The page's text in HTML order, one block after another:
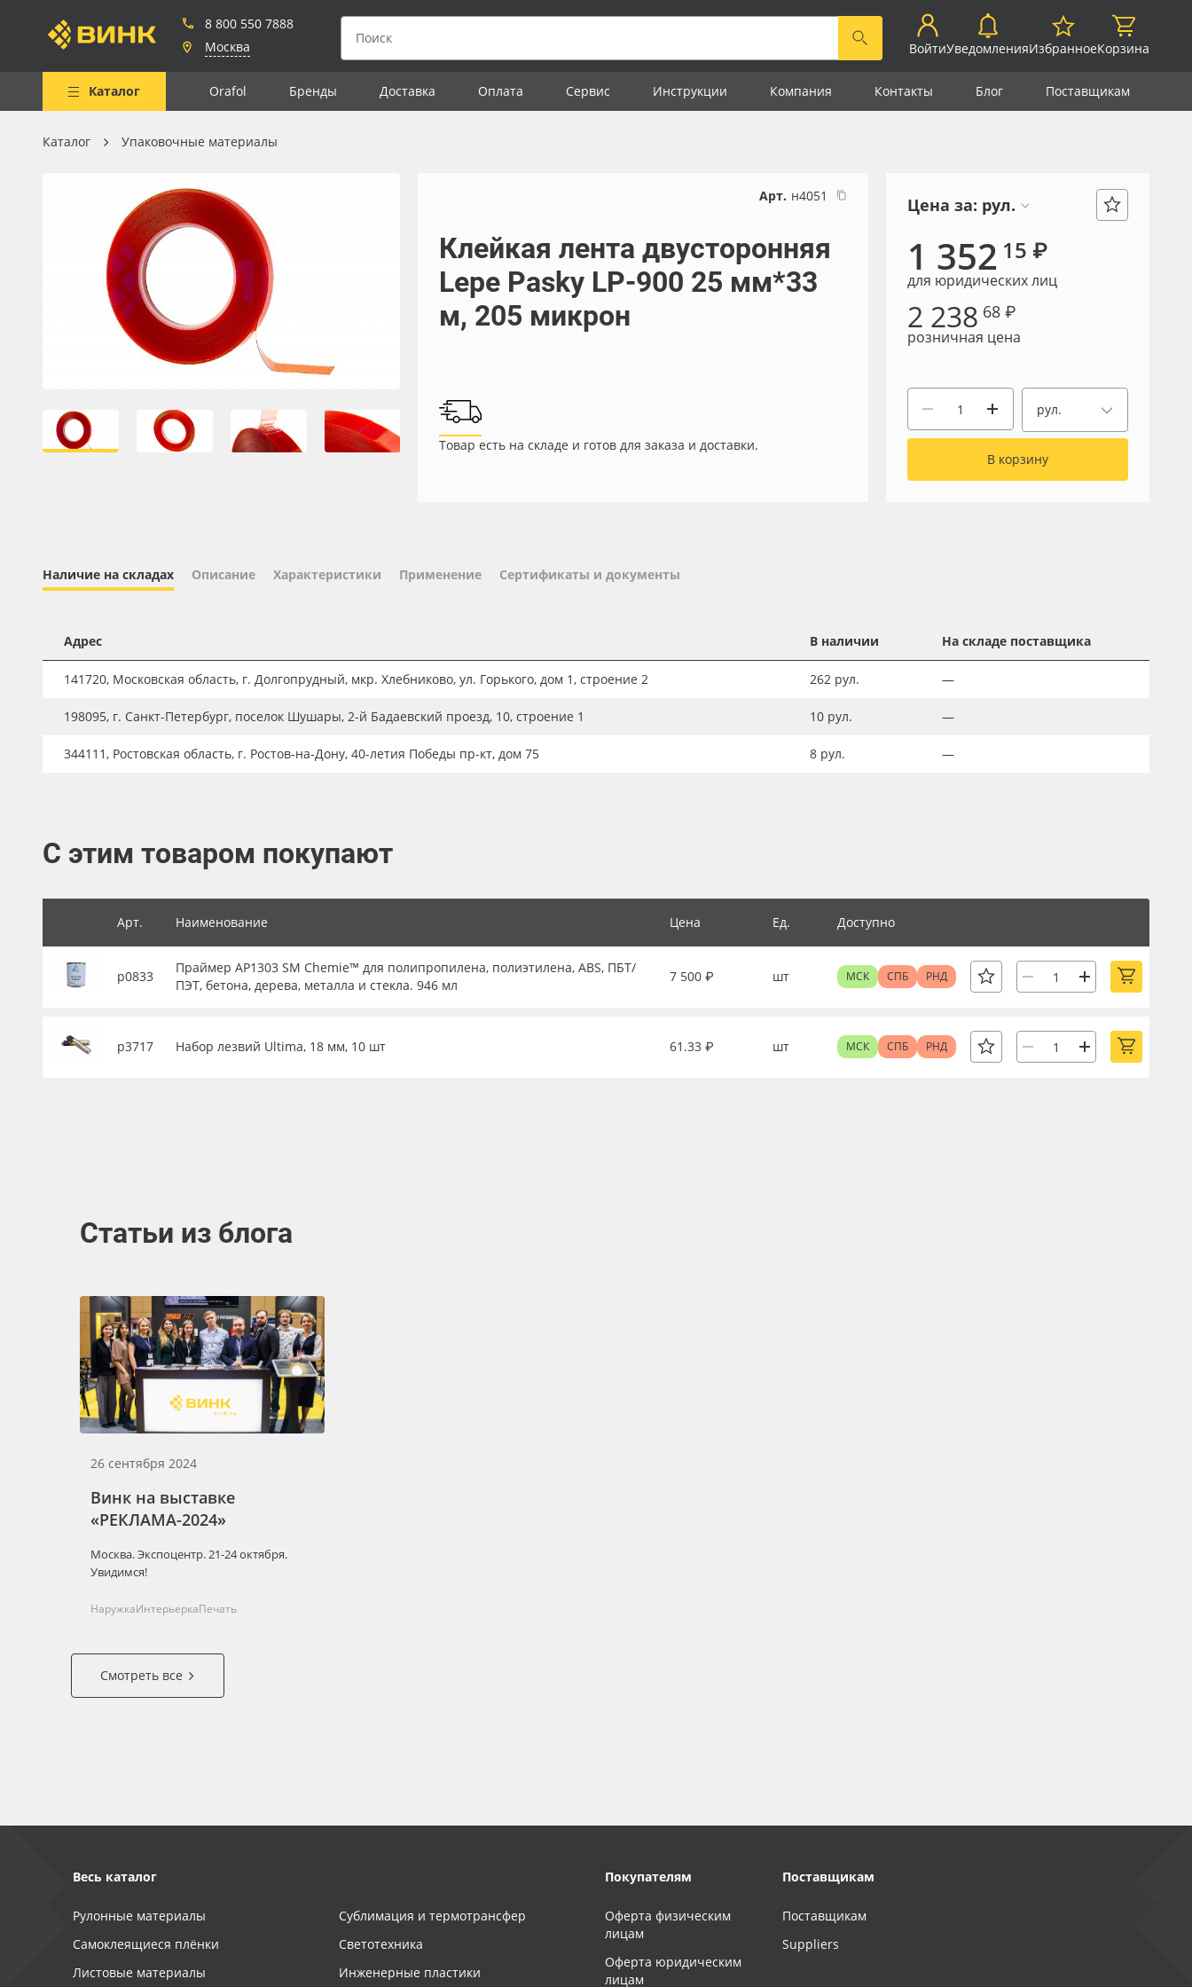
8 800 550 7888
Москва
ВойтиУведомленияИзбранноеКорзина
Каталог Orafol Бренды Доставка Оплата Сервис Инструкции Компания Контакты Блог Поставщикам
Весь каталог
Рулонные материалы
Самоклеящиеся плёнки
Листовые материалы
Чернила
Клей, скотчи и крепёж
Мобильные конструкции и
POS-материалы
Сублимация и термотрансфер
Новинки ассортимента
Плёнка монтажная Oratape
ПЭТ листовой
ПЭТ бэклит
Заготовки для сувениров
Каталог Упаковочные материалы
Арт. н4051
Клейкая лента двусторонняя
Lepe Pasky LP-900 25 мм*33
м, 205 микрон
Товар есть на складе и готов для заказа и доставки.
Цена за: рул.
1 352 15 ₽
для юридических лиц
2 238 68 ₽
розничная цена
рул.
В корзину
Наличие на складах Описание Характеристики Применение Сертификаты и документы
Адрес В наличии На складе поставщика
141720, Московская область, г. Долгопрудный, мкр. Хлебниково, ул. Горького, дом 1, строение 2 262 рул. —
198095, г. Санкт-Петербург, поселок Шушары, 2-й Бадаевский проезд, 10, строение 1 10 рул. —
344111, Ростовская область, г. Ростов-на-Дону, 40-летия Победы пр-кт, дом 75 8 рул. —
С этим товаром покупают
Арт. Наименование Цена Ед. Доступно
р0833
Праймер AP1303 SM Chemie™ для полипропилена, полиэтилена, ABS, ПБТ/
ПЭТ, бетона, дерева, металла и стекла. 946 мл
7 500 ₽ шт МСК СПБ РНД
р3717 Набор лезвий Ultima, 18 мм, 10 шт 61.33 ₽ шт МСК СПБ РНД
Статьи из блога
26 сентября 2024
Винк на выставке
«РЕКЛАМА-2024»
Москва. Экспоцентр. 21-24 октября.
Увидимся!
НаружкаИнтерьеркаПечать
Смотреть все
Весь каталог
Рулонные материалы
Самоклеящиеся плёнки
Листовые материалы
Сублимация и термотрансфер
Светотехника
Инженерные пластики
Покупателям
Оферта физическим
лицам
Оферта юридическим
лицам
Поставщикам
Поставщикам
Suppliers